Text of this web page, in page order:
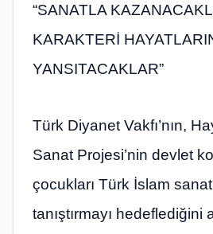
“SANATLA
KARAKTERİ
YANSITACAKLAR”
Türk Diyanet Vakfı’nın,
Sanat Projesi’nin devlet
çocukları Türk İslam
tanıştırmayı hedeflediğini